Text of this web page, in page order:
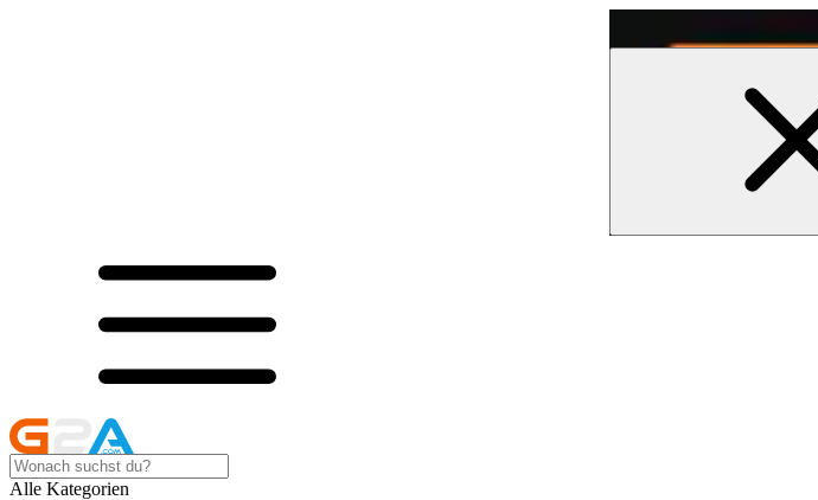
Alle Kategorien